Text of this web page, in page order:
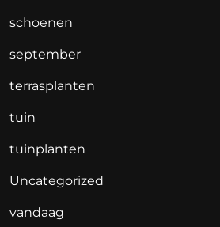
schoenen
september
terrasplanten
tuin
tuinplanten
Uncategorized
vandaag